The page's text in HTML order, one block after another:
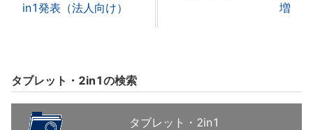
in1発表（法人向け）
増
タブレット・2in1の検索
タブレット・2in1